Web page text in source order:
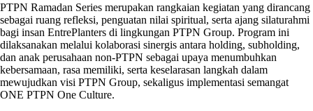
PTPN Ramadan Series merupakan rangkaian kegiatan yang dirancang
sebagai ruang refleksi, penguatan nilai spiritual, serta ajang silaturahmi
bagi insan EntrePlanters di lingkungan PTPN Group. Program ini
dilaksanakan melalui kolaborasi sinergis antara holding, subholding,
dan anak perusahaan non-PTPN sebagai upaya menumbuhkan
kebersamaan, rasa memiliki, serta keselarasan langkah dalam
mewujudkan visi PTPN Group, sekaligus implementasi semangat
ONE PTPN One Culture.